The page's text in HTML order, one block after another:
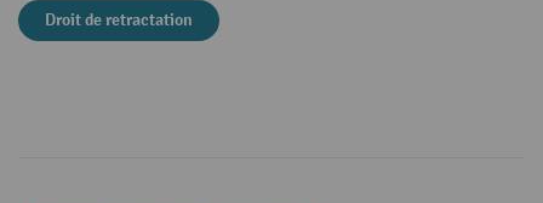
Droit de retractation